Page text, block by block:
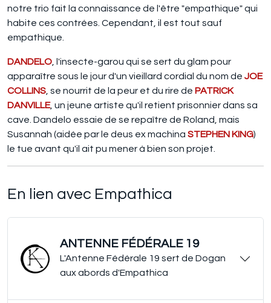
notre trio fait la connaissance de l'être "empathique" qui
habite ces contrées. Cependant, il est tout sauf
empathique.
DANDELO, l'insecte-garou qui se sert du glam pour
apparaître sous le jour d'un vieillard cordial du nom de JOE
COLLINS, se nourrit de la peur et du rire de PATRICK
DANVILLE, un jeune artiste qu'il retient prisonnier dans sa
cave. Dandelo essaie de se repaître de Roland, mais
Susannah (aidée par le deus ex machina STEPHEN KING)
le tue avant qu'il ait pu mener à bien son projet.
En lien avec Empathica
ANTENNE FÉDÉRALE 19
L'Antenne Fédérale 19 sert de Dogan
aux abords d'Empathica